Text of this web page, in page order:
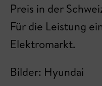
Preis in der
Für die Leistung
Elektromarkt.
Bilder: Hyundai